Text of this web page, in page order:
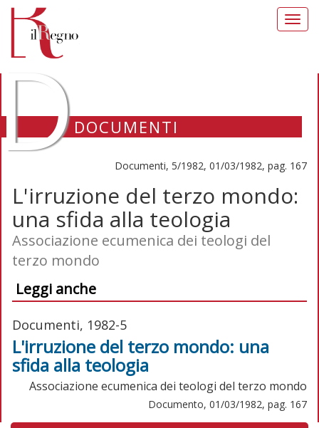
DOCUMENTI
Documenti, 5/1982, 01/03/1982, pag. 167
L'irruzione del terzo mondo:
una sfida alla teologia
Associazione ecumenica dei teologi del
terzo mondo
Leggi anche
Documenti, 1982-5
L'irruzione del terzo mondo: una
sfida alla teologia
Associazione ecumenica dei teologi del terzo mondo
Documento, 01/03/1982, pag. 167